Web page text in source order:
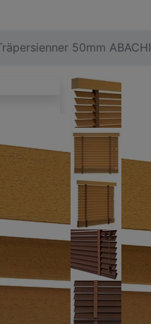
50mm ABACHI